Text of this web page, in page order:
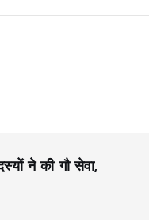
ने की गौ सेवा,